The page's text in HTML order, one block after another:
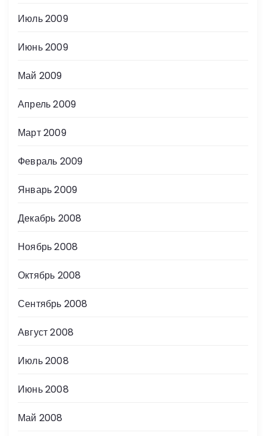
Июль 2009
Июнь 2009
Май 2009
Апрель 2009
Март 2009
Февраль 2009
Январь 2009
Декабрь 2008
Ноябрь 2008
Октябрь 2008
Сентябрь 2008
Август 2008
Июль 2008
Июнь 2008
Май 2008